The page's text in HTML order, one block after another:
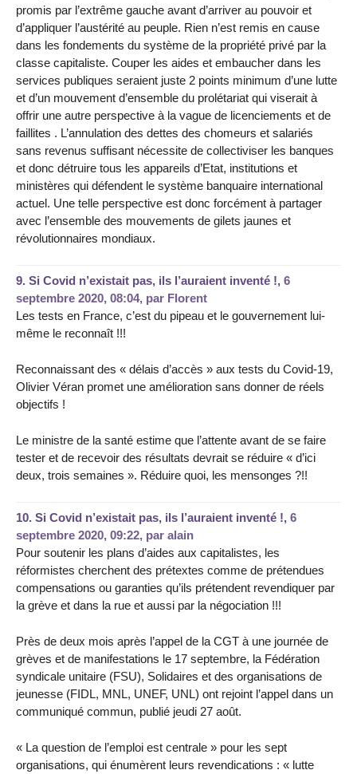
promis par l’extrême gauche avant d’arriver au pouvoir et
d’appliquer l’austérité au peuple. Rien n’est remis en cause
dans les fondements du système de la propriété privé par la
classe capitaliste. Couper les aides et embaucher dans les
services publiques seraient juste 2 points minimum d’une lutte
et d’un mouvement d’ensemble du prolétariat qui viserait à
offrir une autre perspective à la vague de licenciements et de
faillites . L’annulation des dettes des chomeurs et salariés
sans revenus suffisant nécessite de collectiviser les banques
et donc détruire tous les appareils d’Etat, institutions et
ministères qui défendent le système banquaire international
actuel. Une telle perspective est donc forcément à partager
avec l’ensemble des mouvements de gilets jaunes et
révolutionnaires mondiaux.
9. Si Covid n’existait pas, ils l’auraient inventé !, 6
septembre 2020, 08:04, par Florent
Les tests en France, c’est du pipeau et le gouvernement lui-
même le reconnaît !!!
Reconnaissant des « délais d’accès » aux tests du Covid-19,
Olivier Véran promet une amélioration sans donner de réels
objectifs !
Le ministre de la santé estime que l’attente avant de se faire
tester et de recevoir des résultats devrait se réduire « d’ici
deux, trois semaines ». Réduire quoi, les mensonges ?!!
10. Si Covid n’existait pas, ils l’auraient inventé !, 6
septembre 2020, 09:22, par alain
Pour soutenir les plans d’aides aux capitalistes, les
réformistes cherchent des prétextes comme de prétendues
compensations ou garanties qu’ils prétendent revendiquer par
la grève et dans la rue et aussi par la négociation !!!
Près de deux mois après l’appel de la CGT à une journée de
grèves et de manifestations le 17 septembre, la Fédération
syndicale unitaire (FSU), Solidaires et des organisations de
jeunesse (FIDL, MNL, UNEF, UNL) ont rejoint l’appel dans un
communiqué commun, publié jeudi 27 août.
« La question de l’emploi est centrale » pour les sept
organisations, qui énumèrent leurs revendications : « lutte